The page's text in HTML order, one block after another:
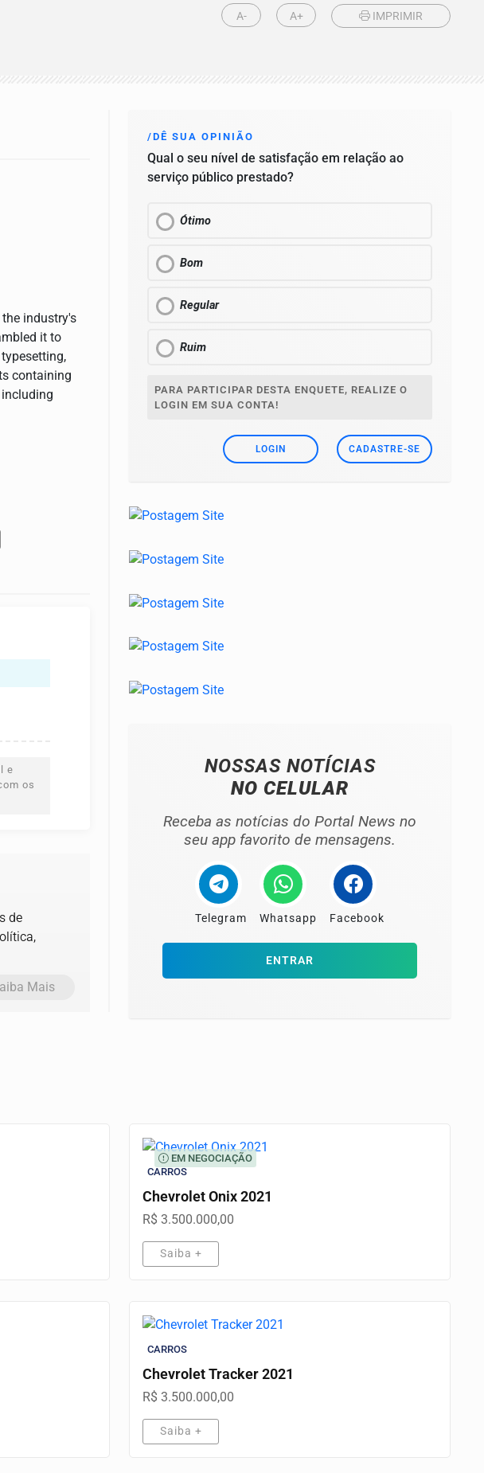
A- A+ IMPRIMIR
industry's
it to
containing
e
os
de
Mais
/DÊ SUA OPINIÃO
Qual o seu nível de satisfação em relação ao
serviço público prestado?
Ótimo
Bom
Regular
Ruim
PARA PARTICIPAR DESTA ENQUETE, REALIZE O
LOGIN EM SUA CONTA!
LOGIN CADASTRE-SE
NOSSAS NOTÍCIAS
NO CELULAR
Receba as notícias do Portal News no
seu app favorito de mensagens.
Telegram Whatsapp Facebook
ENTRAR
EM NEGOCIAÇÃO
CARROS
Chevrolet Onix 2021
R$ 3.500.000,00
Saiba +
CARROS
Chevrolet Tracker 2021
R$ 3.500.000,00
Saiba +